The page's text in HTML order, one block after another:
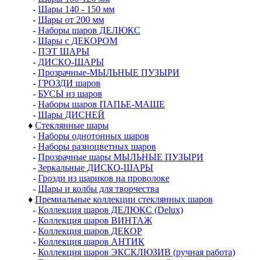
- Шары 140 - 150 мм
- Шары от 200 мм
- Наборы шаров ДЕЛЮКС
- Шары с ДЕКОРОМ
- ПЭТ ШАРЫ
- ДИСКО-ШАРЫ
- Прозрачные-МЫЛЬНЫЕ ПУЗЫРИ
- ГРОЗДИ шаров
- БУСЫ из шаров
- Наборы шаров ПАПЬЕ-МАШЕ
- Шары ДИСНЕЙ
♦ Стеклянные шары
- Наборы однотонных шаров
- Наборы разноцветных шаров
- Прозрачные шары МЫЛЬНЫЕ ПУЗЫРИ
- Зеркальные ДИСКО-ШАРЫ
- Грозди из шариков на проволоке
- Шары и колбы для творчества
♦ Премиальные коллекции стеклянных шаров
- Коллекция шаров ДЕЛЮКС (Delux)
- Коллекция шаров ВИНТАЖ
- Коллекция шаров ДЕКОР
- Коллекция шаров АНТИК
- Коллекция шаров ЭКСКЛЮЗИВ (ручная работа)